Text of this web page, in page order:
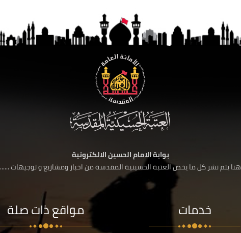
بوابة الامام الحسين الالكترونية
هنا يتم نشر كل ما يخص العتبة الحسينية المقدسة من اخبار ومشاريع و توجيهات ......
خدمات مواقع ذات صلة